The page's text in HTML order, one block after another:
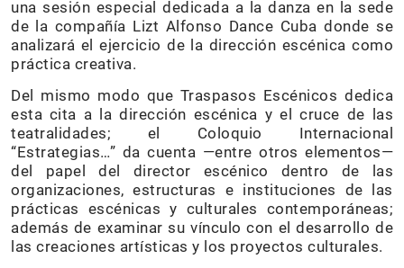
una sesión especial dedicada a la danza en la sede
de la compañía Lizt Alfonso Dance Cuba donde se
analizará el ejercicio de la dirección escénica como
práctica creativa.
Del mismo modo que Traspasos Escénicos dedica
esta cita a la dirección escénica y el cruce de las
teatralidades; el Coloquio Internacional
“Estrategias…” da cuenta —entre otros elementos—
del papel del director escénico dentro de las
organizaciones, estructuras e instituciones de las
prácticas escénicas y culturales contemporáneas;
además de examinar su vínculo con el desarrollo de
las creaciones artísticas y los proyectos culturales.